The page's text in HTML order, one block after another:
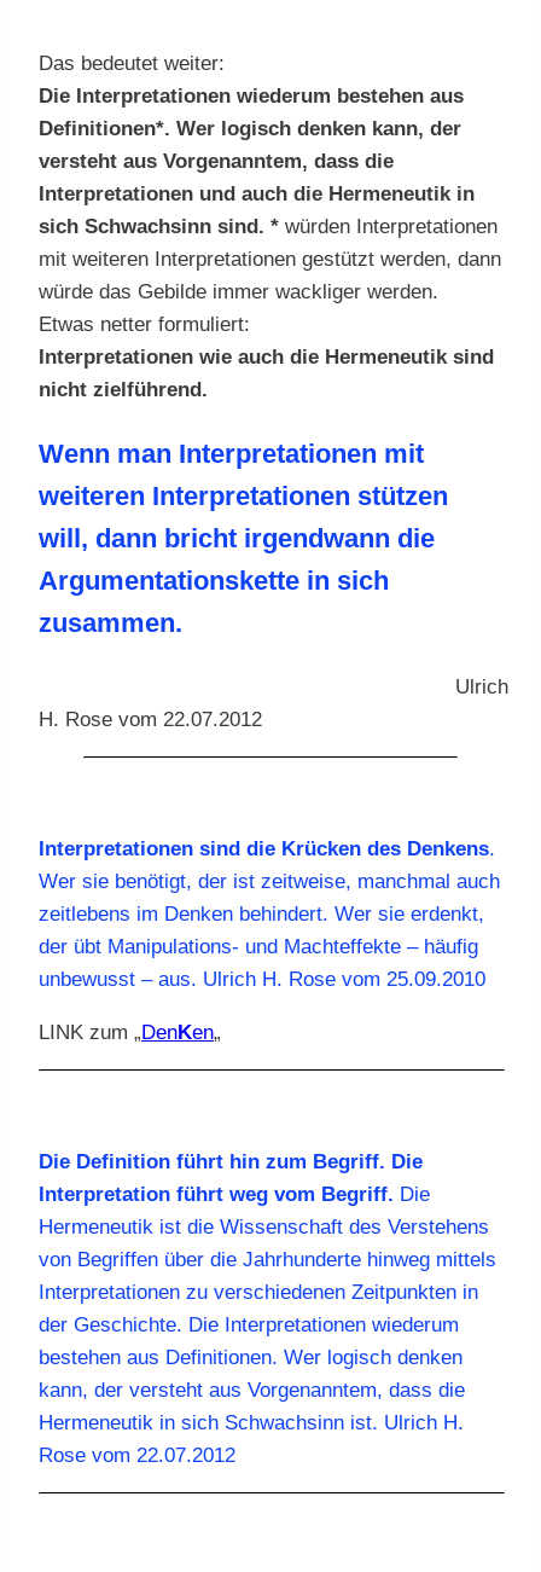
Das bedeutet weiter:
Die Interpretationen wiederum bestehen aus
Definitionen*. Wer logisch denken kann, der
versteht aus Vorgenanntem, dass die
Interpretationen und auch die Hermeneutik in
sich Schwachsinn sind. * würden Interpretationen
mit weiteren Interpretationen gestützt werden, dann
würde das Gebilde immer wackliger werden.
Etwas netter formuliert:
Interpretationen wie auch die Hermeneutik sind
nicht zielführend.
Wenn man Interpretationen mit
weiteren Interpretationen stützen
will, dann bricht irgendwann die
Argumentationskette in sich
zusammen.
Ulrich
H. Rose vom 22.07.2012
Interpretationen sind die Krücken des Denkens.
Wer sie benötigt, der ist zeitweise, manchmal auch
zeitlebens im Denken behindert. Wer sie erdenkt,
der übt Manipulations- und Machteffekte – häufig
unbewusst – aus. Ulrich H. Rose vom 25.09.2010
LINK zum „ DenKen„
Die Definition führt hin zum Begriff. Die
Interpretation führt weg vom Begriff. Die
Hermeneutik ist die Wissenschaft des Verstehens
von Begriffen über die Jahrhunderte hinweg mittels
Interpretationen zu verschiedenen Zeitpunkten in
der Geschichte. Die Interpretationen wiederum
bestehen aus Definitionen. Wer logisch denken
kann, der versteht aus Vorgenanntem, dass die
Hermeneutik in sich Schwachsinn ist. Ulrich H.
Rose vom 22.07.2012